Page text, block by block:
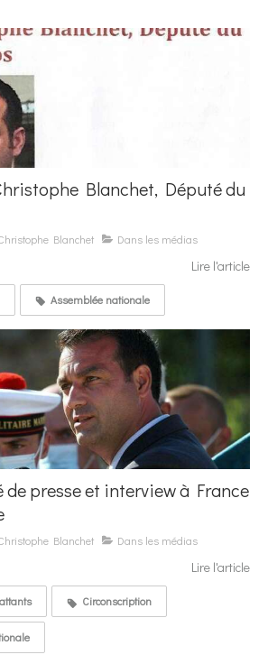
Blanchet, Député du
Blanchet Dans les médias
Lire l'article
Assemblée nationale
de presse et interview à France
Blanchet Dans les médias
Lire l'article
Circonscription